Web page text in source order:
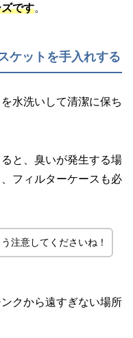
です。
ケットを手入れする
水洗いして清潔に保ち
と、臭いが発生する場
フィルターケースも必
注意してくださいね！
クから遠すぎない場所